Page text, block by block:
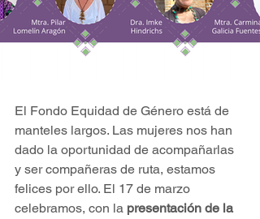
El Fondo Equidad de Género está de
manteles largos. Las mujeres nos han
dado la oportunidad de acompañarlas
y ser compañeras de ruta, estamos
felices por ello. El 17 de marzo
celebramos, con la presentación de la